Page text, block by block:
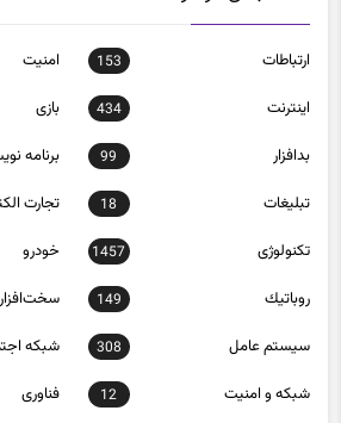
ارتباطات 153 امنيت
اينترنت 434 بازی
بدافزار 99 برنامه
تبلیغات 18 تجارت
تکنولوژی 1457 خودرو
روباتيك 149 سخت‌افزار
سيستم عامل 308 شبكه
شبكه و امنيت 12 فناوری